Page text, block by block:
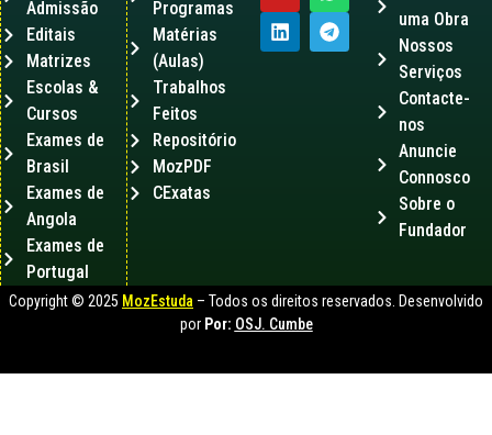
uma Obra
Nossos
Serviços
Contacte-
nos
Anuncie
Connosco
Sobre o
Fundador
Admissão
Editais
Matrizes
Escolas &
Cursos
Exames de
Brasil
Exames de
Angola
Exames de
Portugal
Programas
Matérias
(Aulas)
Trabalhos
Feitos
Repositório
MozPDF
CExatas
Copyright © 2025 MozEstuda – Todos os direitos reservados. Desenvolvido
por Por: OSJ. Cumbe